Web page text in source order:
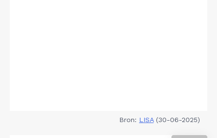
Bron: LISA(30-06-2025)